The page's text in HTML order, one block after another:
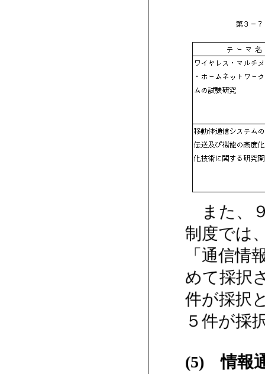
また、
制度では
「通信情
めて採択
件が採択
５件が採
(5) 情報